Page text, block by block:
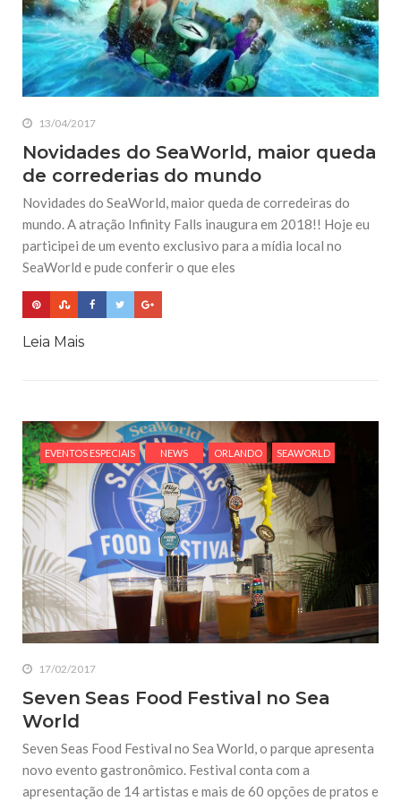
13/04/2017
Novidades do SeaWorld, maior queda
de correderias do mundo
Novidades do SeaWorld, maior queda de corredeiras do
mundo. A atração Infinity Falls inaugura em 2018!! Hoje eu
participei de um evento exclusivo para a mídia local no
SeaWorld e pude conferir o que eles
Leia Mais
EVENTOS ESPECIAIS NEWS ORLANDO SEAWORLD
17/02/2017
Seven Seas Food Festival no Sea
World
Seven Seas Food Festival no Sea World, o parque apresenta
novo evento gastronômico. Festival conta com a
apresentação de 14 artistas e mais de 60 opções de pratos e